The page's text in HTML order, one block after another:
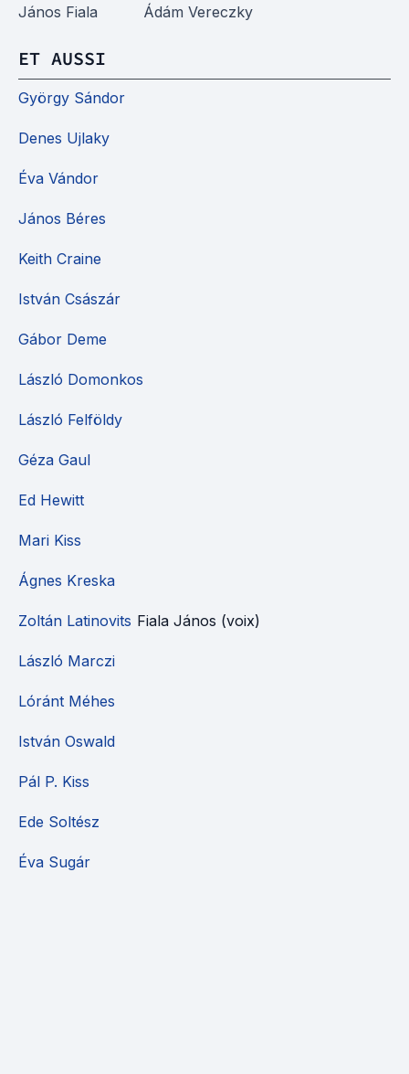
János Fiala
Ádám Vereczky
ET AUSSI
György Sándor
Denes Ujlaky
Éva Vándor
János Béres
Keith Craine
István Császár
Gábor Deme
László Domonkos
László Felföldy
Géza Gaul
Ed Hewitt
Mari Kiss
Ágnes Kreska
Zoltán Latinovits Fiala János (voix)
László Marczi
Lóránt Méhes
István Oswald
Pál P. Kiss
Ede Soltész
Éva Sugár